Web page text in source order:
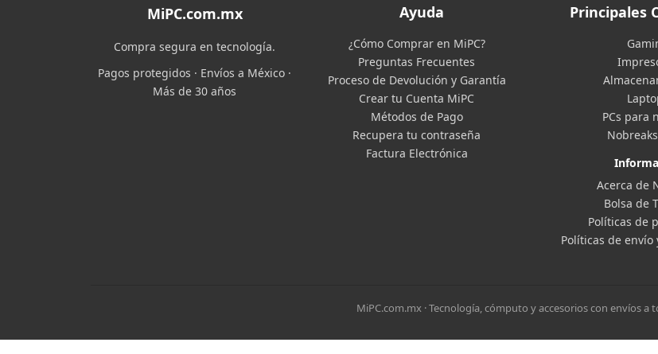
MiPC.com.mx
Compra segura en tecnología.
Pagos protegidos · Envíos a México ·
Más de 30 años
Ayuda
¿Cómo Comprar en MiPC?
Preguntas Frecuentes
Proceso de Devolución y Garantía
Crear tu Cuenta MiPC
Métodos de Pago
Recupera tu contraseña
Factura Electrónica
Principales
PCs para
Acerca de
Bolsa de
Políticas de
Políticas de envío
MiPC.com.mx · Tecnología, cómputo y accesorios con envíos a